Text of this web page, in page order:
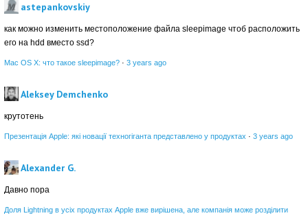
astepankovskiy
как можно изменить местоположение файла sleepimage чтоб расположить
его на hdd вместо ssd?
Mac OS X: что такое sleepimage? · 3 years ago
Aleksey Demchenko
крутотень
Презентація Apple: які новації техногіганта представлено у продуктах · 3 years ago
Alexander G.
Давно пора
Доля Lightning в усіх продуктах Apple вже вирішена, але компанія може розділити